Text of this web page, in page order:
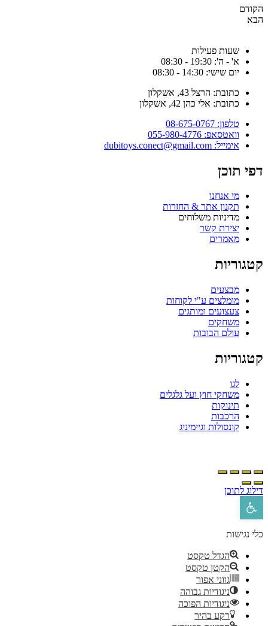
הקודם
הבא
שעות פעילות
א' - ה': 19:30 - 08:30
יום שישי: 14:30 - 08:30
כתובת: הרצל 43, אשקלון
כתובת: אלי כהן 42, אשקלון
טלפון: 08-675-0767
וואטסאפ: 055-980-4776
אימייל: dubitoys.conect@gmail.com
דפי תוכן
מי אנחנו
תקנון אתר & החזרות
מדיניות משלוחים
יצירת קשר
מאמרים
קטגוריות
מבצעים
מומלצים ע"י לקוחות
צעצועים ומותגים
משחקים
עולם הבובות
קטגוריות
לגו
משחקי חוץ ועל גלגלים
תינוקות
הרכבות
קונסולות וגיימיניג
דילוג לתוכן
פתח סרגל נגישות
כלי נגישות
הגדל טקסט
הקטן טקסט
גווני אפור
ניגודיות גבוהה
ניגודיות הפוכה
רקע בהיר